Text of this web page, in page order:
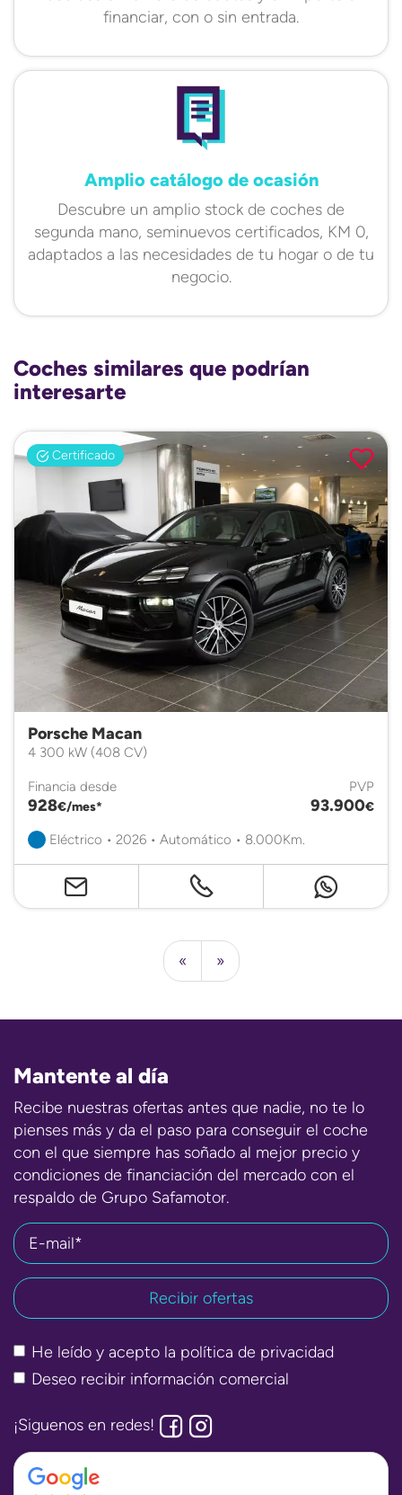
financiar, con o sin entrada.
Amplio catálogo de ocasión
Descubre un amplio stock de coches de
segunda mano, seminuevos certificados, KM 0,
adaptados a las necesidades de tu hogar o de tu
negocio.
Coches similares que podrían
interesarte
Certificado
Porsche Macan
4 300 kW (408 CV)
Financia desde
928€/mes*
PVP
93.900€
Eléctrico • 2026 • Automático • 8.000Km.
« »
Mantente al día
Recibe nuestras ofertas antes que nadie, no te lo
pienses más y da el paso para conseguir el coche
con el que siempre has soñado al mejor precio y
condiciones de financiación del mercado con el
respaldo de Grupo Safamotor.
E-mail*
He leído y acepto la política de privacidad
Deseo recibir información comercial
¡Siguenos en redes!